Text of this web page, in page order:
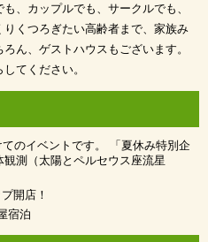
、カップルでも、サークルでも、
くつろぎたい高齢者まで、家族み
ん、ゲストハウスもございます。
てください。
のイベントです。 「夏休み特別企
測（太陽とペルセウス座流星
開店！
宿泊